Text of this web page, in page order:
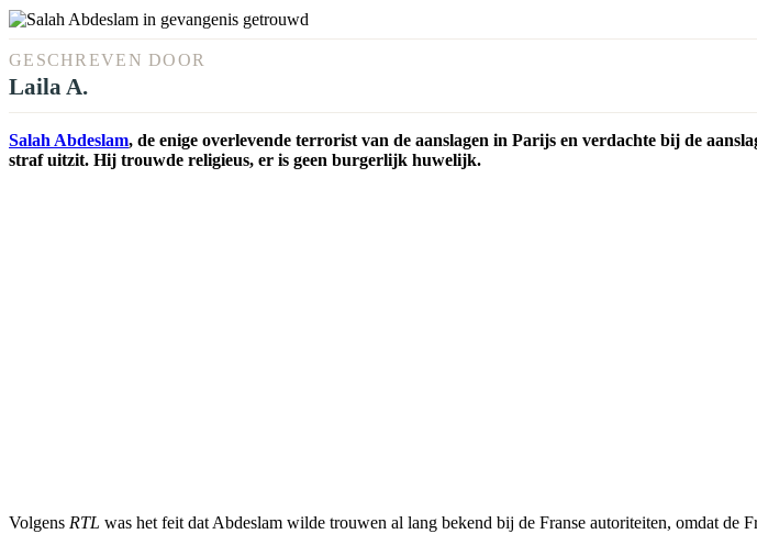
GESCHREVEN DOOR
Laila A.
Salah Abdeslam, de enige overlevende terrorist van de aanslagen in Parijs en verdachte bij de
straf uitzit. Hij trouwde religieus, er is geen burgerlijk huwelijk.
Volgens RTL was het feit dat Abdeslam wilde trouwen al lang bekend bij de Franse autoriteiten, omdat de